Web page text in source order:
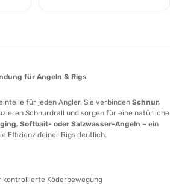
für Angeln & Rigs
für jeden Angler. Sie verbinden Schnur,
Schnurdrall und sorgen für eine natürliche
Softbait- oder Salzwasser-Angeln – ein
Effizienz deiner Rigs deutlich.
kontrollierte Köderbewegung